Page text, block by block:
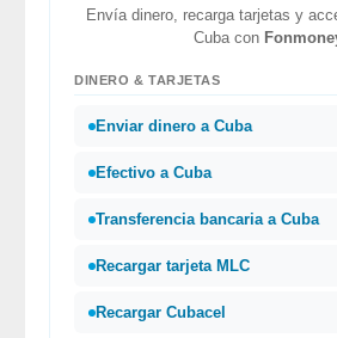
Envía dinero, recarga tarjetas y
Cuba con
DINERO & TARJETAS
Enviar dinero a Cuba
Efectivo a Cuba
Transferencia bancaria a Cuba
Recargar tarjeta MLC
Recargar Cubacel